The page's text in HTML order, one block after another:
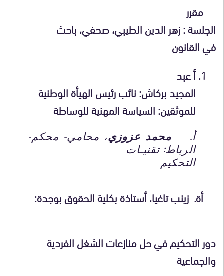
مقرر
الجلسة : زهر الدين الطيبي، صحفي، باحث
في القانون
أعبد
المجيد بركاش: نائب رئيس الهيأة الوطنية
للموثقين: السياسة المهنية للوساطة
أ. محمد عزوزي، محامي- محكم-
الرباط: تقنيـات
التحكيم
أة. زينب تاغيا، أستاذة بكلية الحقوق بوجدة:
دور التحكيم في حل منازعات الشغل الفردية
والجماعية